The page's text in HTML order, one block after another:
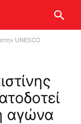
UNESCO
αγώνα